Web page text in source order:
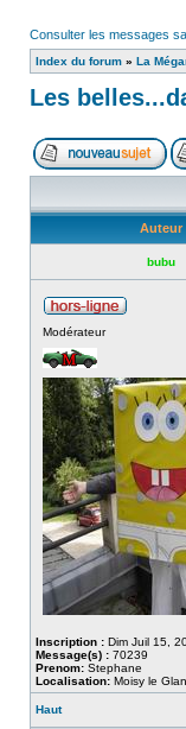
Consulter les messages
Index du forum » La
Les
Auteur
bubu
Modérateur
Inscription : Dim Juil 15,
Message(s) : 70239
Prenom: Stephane
Localisation: Moisy le
Haut